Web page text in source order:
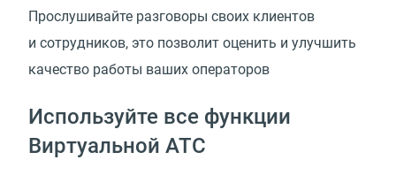
Прослушивайте разговоры своих клиентов
и сотрудников, это позволит оценить и улучшить
качество работы ваших операторов
Используйте все функции
Виртуальной АТС